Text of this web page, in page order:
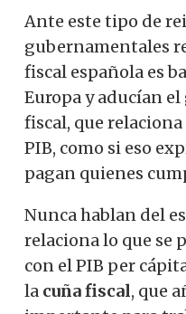
Ante este tipo de
gubernamentales
fiscal española es
Europa y aducían
fiscal, que
PIB, como si eso
pagan quienes
Nunca hablan del
relaciona lo que se
con el PIB per
la cuña fiscal, que